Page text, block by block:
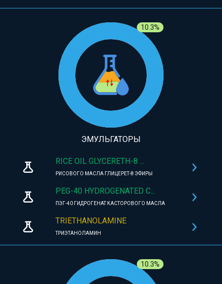
10.3%
ЭМУЛЬГАТОРЫ
RICE OIL GLYCERETH-8 ...
РИСОВОГО МАСЛА ГЛИЦЕРЕТ-8 ЭФИРЫ
PEG-40 HYDROGENATED C...
ПЭГ-40 ГИДРОГЕНАТ КАСТОРОВОГО МАСЛА
TRIETHANOLAMINE
ТРИЭТАНОЛАМИН
10.3%